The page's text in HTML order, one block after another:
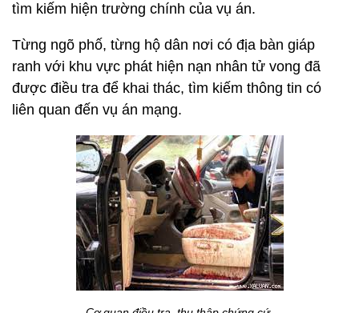
tìm kiếm hiện trường chính của vụ án.
Từng ngõ phố, từng hộ dân nơi có địa bàn giáp
ranh với khu vực phát hiện nạn nhân tử vong đã
được điều tra để khai thác, tìm kiếm thông tin có
liên quan đến vụ án mạng.